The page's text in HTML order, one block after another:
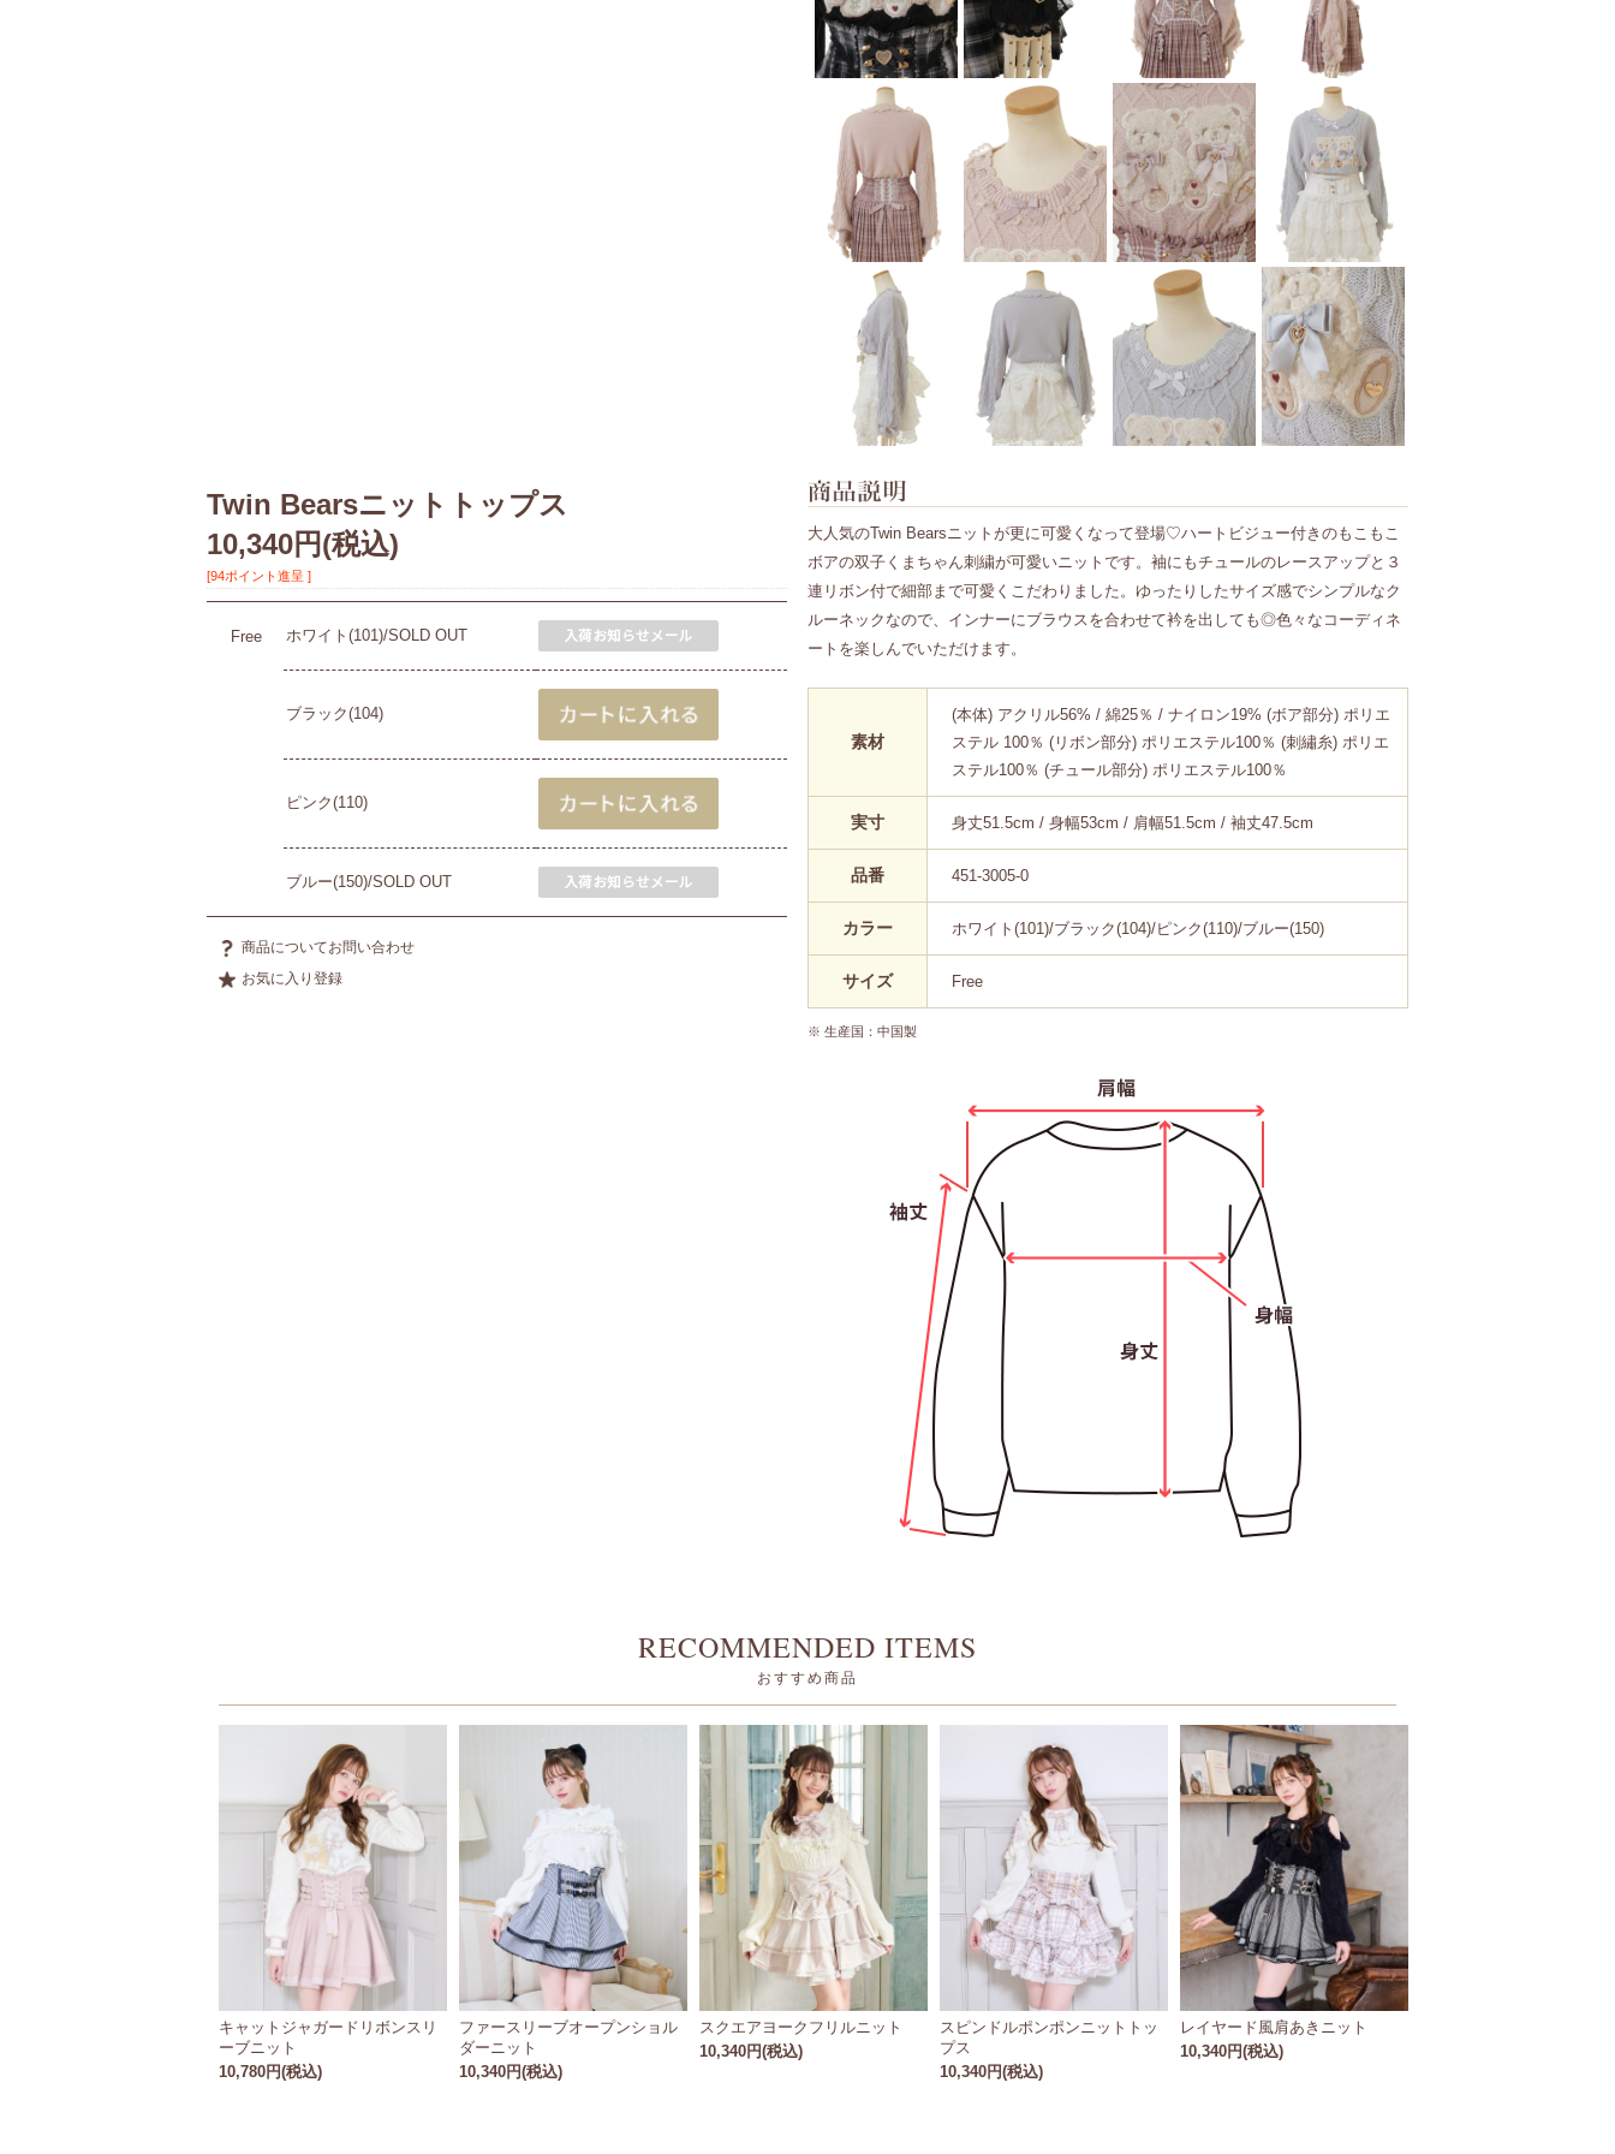
大人気のTwin Bearsニットが更に可愛くなって登場♡ハートビジュー付きのもこもこ
ボアの双子くまちゃん刺繍が可愛いニットです。袖にもチュールのレースアップと３
連リボン付で細部まで可愛くこだわりました。ゆったりしたサイズ感でシンプルなク
ルーネックなので、インナーにブラウスを合わせて衿を出しても◎色々なコーディネ
ートを楽しんでいただけます。
素材
(本体) アクリル56% / 綿25％ / ナイロン19% (ボア部分) ポリエ
ステル 100％ (リボン部分) ポリエステル100％ (刺繡糸) ポリエ
ステル100％ (チュール部分) ポリエステル100％
実寸 身丈51.5cm / 身幅53cm / 肩幅51.5cm / 袖丈47.5cm
品番 451-3005-0
カラー ホワイト(101)/ブラック(104)/ピンク(110)/ブルー(150)
サイズ Free
※ 生産国：中国製
Twin Bearsニットトップス
10,340円(税込)
[94ポイント進呈 ]
Free ホワイト(101)/SOLD OUT
ブラック(104)
ピンク(110)
ブルー(150)/SOLD OUT
RECOMMENDED ITEMS
おすすめ商品
キャットジャガードリボンスリ
ーブニット
10,780円(税込)
ファースリーブオープンショル
ダーニット
10,340円(税込)
スクエアヨークフリルニット
10,340円(税込)
スピンドルポンポンニットトッ
プス
10,340円(税込)
レイヤード風肩あきニット
10,340円(税込)